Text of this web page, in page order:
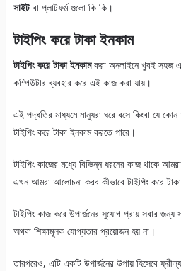
সাইটবা প্লাটফর্ম গুলো কি কি।
টাইপিং করে টাকা ইনকাম
টাইপিং করে টাকা ইনকামকরা অনলাইনে খুবই সহজ
কম্পিউটার ব্যবহার করে এই কাজ করা যায়।
এই পদ্ধতির মাধ্যমে মানুষরা ঘরে বসে কিংবা যে
টাইপিং করে টাকা ইনকাম করতে পারে।
টাইপিং কাজের মধ্যে বিভিন্ন ধরনের কাজ থাকে
এখন আমরা আলোচনা করব কীভাবে টাইপিং করে
টাইপিং কাজ করে উপার্জনের সুযোগ প্রায় সবার জন্য
অথবা শিক্ষামূলক যোগ্যতার প্রয়োজন হয় না।
তারপরেও, এটি একটি উপার্জনের উপায় হিসেবে